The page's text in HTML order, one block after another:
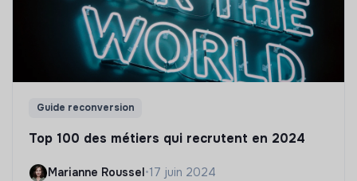
Guide reconversion
Top 100 des métiers qui recrutent en 2024
Marianne Roussel•17 juin 2024